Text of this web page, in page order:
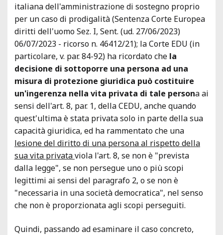
italiana dell'amministrazione di sostegno proprio
per un caso di prodigalità (Sentenza Corte Europea
diritti dell'uomo Sez. I, Sent. (ud. 27/06/2023)
06/07/2023 - ricorso n. 46412/21); la Corte EDU (in
particolare, v. par. 84-92) ha ricordato che la
decisione di sottoporre una persona ad una
misura di protezione giuridica può costituire
un'ingerenza nella vita privata di tale persona ai
sensi dell'art. 8, par. 1, della CEDU, anche quando
quest'ultima è stata privata solo in parte della sua
capacità giuridica, ed ha rammentato che una
lesione del diritto di una persona al rispetto della
sua vita privataviola l'art. 8, se non è "prevista
dalla legge", se non persegue uno o più scopi
legittimi ai sensi del paragrafo 2, o se non è
"necessaria in una società democratica", nel senso
che non è proporzionata agli scopi perseguiti.
Quindi, passando ad esaminare il caso concreto,